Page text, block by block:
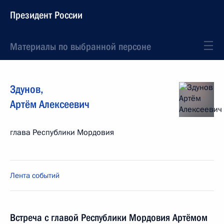
Президент России
Материалы по выбранной персоне
Здунов,
Артём Алексеевич
глава Республики Мордовия
Лента событий
Встреча с главой Республики Мордовия Артёмом